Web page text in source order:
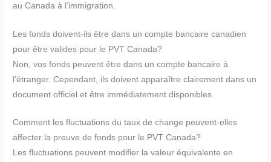
au Canada à l’immigration.
Les fonds doivent-ils être dans un compte bancaire canadien
pour être valides pour le PVT Canada?
Non, vos fonds peuvent être dans un compte bancaire à
l’étranger. Cependant, ils doivent apparaître clairement dans un
document officiel et être immédiatement disponibles.
Comment les fluctuations du taux de change peuvent-elles
affecter la preuve de fonds pour le PVT Canada?
Les fluctuations peuvent modifier la valeur équivalente en